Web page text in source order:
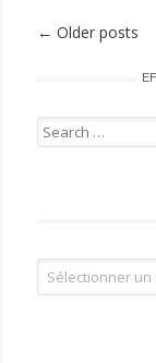
Post
← Older posts
Search for:
Tous les billets